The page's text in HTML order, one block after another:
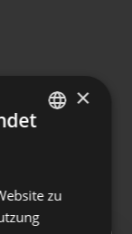
×
zu